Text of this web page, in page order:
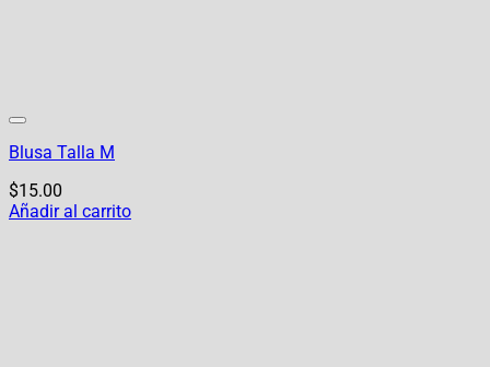
Blusa Talla M
$15.00
Añadir al carrito